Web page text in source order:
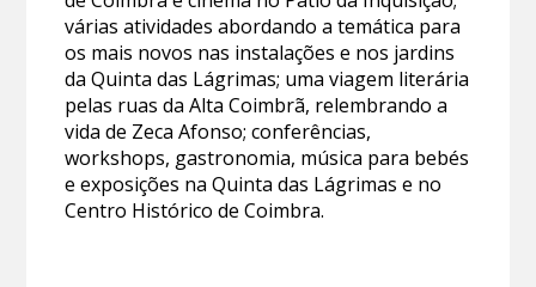
várias atividades abordando a temática para
os mais novos nas instalações e nos jardins
da Quinta das Lágrimas; uma viagem literária
pelas ruas da Alta Coimbrã, relembrando a
vida de Zeca Afonso; conferências,
workshops, gastronomia, música para bebés
e exposições na Quinta das Lágrimas e no
Centro Histórico de Coimbra.